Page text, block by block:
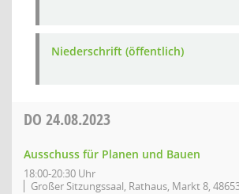
Niederschrift (öffentlich)
DO 24.08.2023
Ausschuss für Planen und Bauen
18:00-20:30 Uhr
Großer Sitzungssaal, Rathaus, Markt 8,